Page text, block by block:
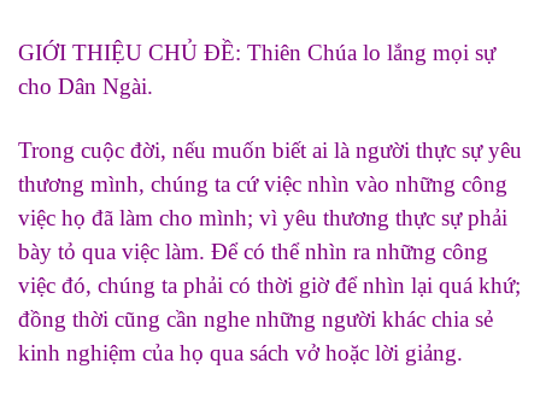
GIỚI THIỆU CHỦ ĐỀ: Thiên Chúa lo lắng mọi sự
cho Dân Ngài.
Trong cuộc đời, nếu muốn biết ai là người thực sự yêu
thương mình, chúng ta cứ việc nhìn vào những công
việc họ đã làm cho mình; vì yêu thương thực sự phải
bày tỏ qua việc làm. Để có thể nhìn ra những công
việc đó, chúng ta phải có thời giờ để nhìn lại quá khứ;
đồng thời cũng cần nghe những người khác chia sẻ
kinh nghiệm của họ qua sách vở hoặc lời giảng.